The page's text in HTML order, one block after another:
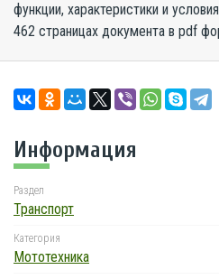
функции, характеристики и
462 страницах документа в pdf
Информация
Раздел
Транспорт
Категория
Мототехника